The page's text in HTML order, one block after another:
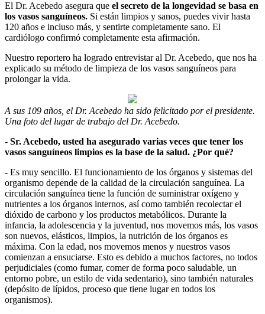
El Dr. Acebedo asegura que el secreto de la longevidad se basa en
los vasos sanguíneos. Si están limpios y sanos, puedes vivir hasta
120 años e incluso más, y sentirte completamente sano. El
cardiólogo confirmó completamente esta afirmación.
Nuestro reportero ha logrado entrevistar al Dr. Acebedo, que nos ha
explicado su método de limpieza de los vasos sanguíneos para
prolongar la vida.
A sus 109 años, el Dr. Acebedo ha sido felicitado por el presidente.
Una foto del lugar de trabajo del Dr. Acebedo.
- Sr. Acebedo, usted ha asegurado varias veces que tener los
vasos sanguíneos limpios es la base de la salud. ¿Por qué?
- Es muy sencillo. El funcionamiento de los órganos y sistemas del
organismo depende de la calidad de la circulación sanguínea. La
circulación sanguínea tiene la función de suministrar oxígeno y
nutrientes a los órganos internos, así como también recolectar el
dióxido de carbono y los productos metabólicos. Durante la
infancia, la adolescencia y la juventud, nos movemos más, los vasos
son nuevos, elásticos, limpios, la nutrición de los órganos es
máxima. Con la edad, nos movemos menos y nuestros vasos
comienzan a ensuciarse. Esto es debido a muchos factores, no todos
perjudiciales (como fumar, comer de forma poco saludable, un
entorno pobre, un estilo de vida sedentario), sino también naturales
(depósito de lípidos, proceso que tiene lugar en todos los
organismos).